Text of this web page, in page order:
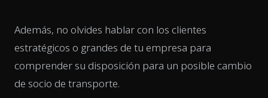
Además, no olvides hablar con los clientes
estratégicos o grandes de tu empresa para
comprender su disposición para un posible cambio
de socio de transporte.